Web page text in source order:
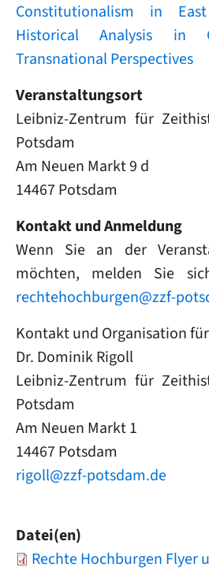
Constitutionalism in
Historical Analysis in
Transnational Perspectives
Veranstaltungsort
Leibniz-Zentrum für
Potsdam
Am Neuen Markt 9 d
14467 Potsdam
Kontakt und Anmeldung
Wenn Sie an der
möchten, melden Sie
rechtehochburgen@zzf-
Kontakt und Organisation
Dr. Dominik Rigoll
Leibniz-Zentrum für
Potsdam
Am Neuen Markt 1
14467 Potsdam
rigoll@zzf-potsdam.de
Datei(en)
Document
Rechte Hochburgen Flyer